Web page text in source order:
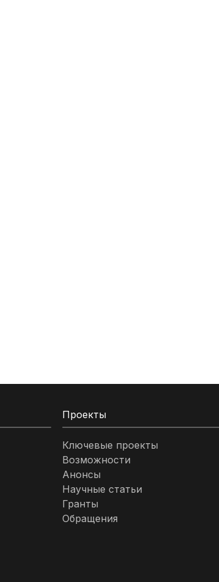
Проекты
Ключевые проекты
Возможности
Анонсы
Научные статьи
Гранты
Обращения